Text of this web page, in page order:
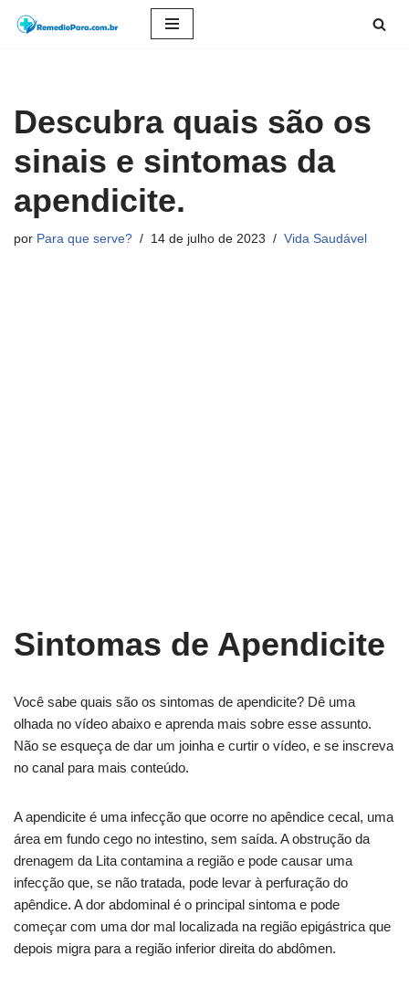
conteúdo
Descubra quais são os
sinais e sintomas da
apendicite.
por Para que serve? 14 de julho de 2023 Vida Saudável
Sintomas de Apendicite
Você sabe quais são os sintomas de apendicite? Dê uma
olhada no vídeo abaixo e aprenda mais sobre esse assunto.
Não se esqueça de dar um joinha e curtir o vídeo, e se inscreva
no canal para mais conteúdo.
A apendicite é uma infecção que ocorre no apêndice cecal, uma
área em fundo cego no intestino, sem saída. A obstrução da
drenagem da Lita contamina a região e pode causar uma
infecção que, se não tratada, pode levar à perfuração do
apêndice. A dor abdominal é o principal sintoma e pode
começar com uma dor mal localizada na região epigástrica que
depois migra para a região inferior direita do abdômen.